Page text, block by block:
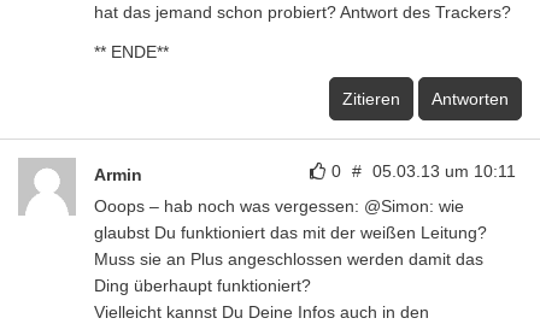
hat das jemand schon probiert? Antwort des Trackers?
** ENDE**
Zitieren Antworten
0 # 05.03.13 um 10:11
Armin
Ooops – hab noch was vergessen: @Simon: wie
glaubst Du funktioniert das mit der weißen Leitung?
Muss sie an Plus angeschlossen werden damit das
Ding überhaupt funktioniert?
Vielleicht kannst Du Deine Infos auch in den